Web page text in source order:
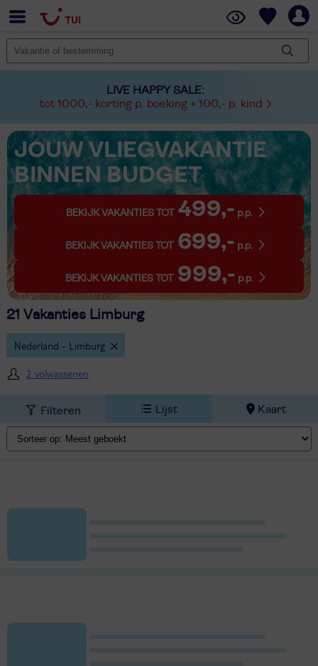
LIVE HAPPY SALE:
tot 1000,- korting p. boeking + 100,- p. kind
JOUW VLIEGVAKANTIE
BINNEN BUDGET
BEKIJK VAKANTIES TOT 499,- p.p.
BEKIJK VAKANTIES TOT 699,- p.p.
BEKIJK VAKANTIES TOT 999,- p.p.
21 Vakanties Limburg
Nederland - Limburg
2 volwassenen
Filteren Lijst Kaart